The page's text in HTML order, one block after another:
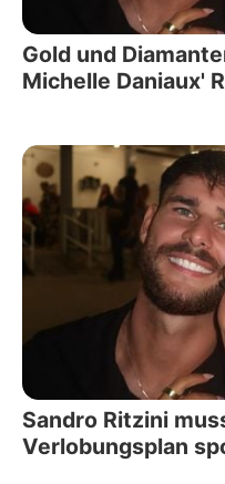
Gold und
Michelle Daniaux'
Sandro Ritzini
Verlobungsplan